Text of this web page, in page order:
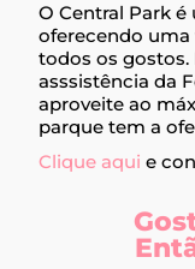
O Central Park
oferecendo uma
todos os gostos.
asssistência da
aproveite ao
parque tem a
Clique aqui e